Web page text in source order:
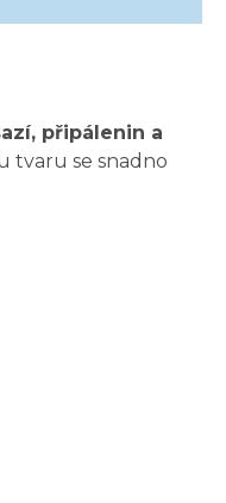
připálenin a
tvaru se snadno